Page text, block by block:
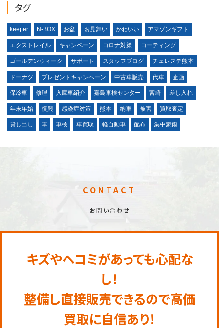
タグ
keeper N-BOX お盆 お見舞い かわいい アマゾンギフト
エクストレイル キャンペーン コロナ対策 コーティング
ゴールデンウィーク サポート スタッフブログ チェレステ熊本
ドーナツ プレゼントキャンペーン 中古車販売 代車 企画
保冷車 修理 入庫車紹介 嘉島車検センター 宮崎 差し入れ
年末年始 復興 感染症対策 熊本 納車 被害 買取査定
貸し出し 車 車検 車買取 軽自動車 配布 集中豪雨
CONTACT
お問い合わせ
キズやヘコミがあっても心配な
し！
整備し直接販売できるので高価
買取に自信あり！